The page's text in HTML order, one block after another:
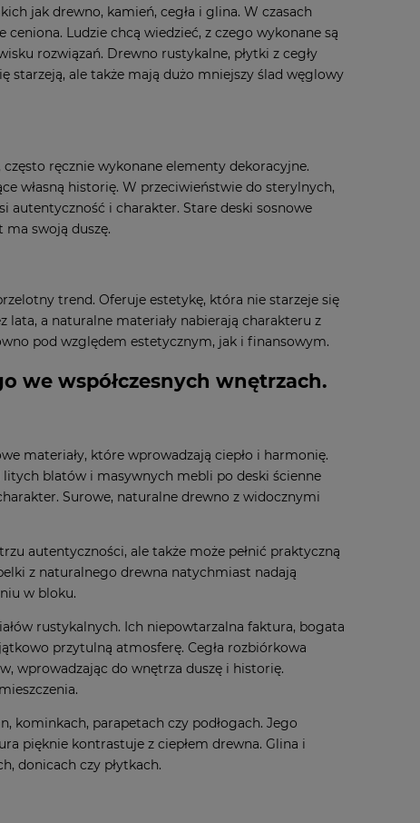
jak drewno, kamień, cegła i glina. W czasach
Ludzie chcą wiedzieć, z czego wykonane są
rozwiązań. Drewno rustykalne, płytki z cegły
starzeją, ale także mają dużo mniejszy ślad węglowy
ręcznie wykonane elementy dekoracyjne.
własną historię. W przeciwieństwie do sterylnych,
i charakter. Stare deski sosnowe
ma swoją duszę.
trend. Oferuje estetykę, która nie starzeje się
a naturalne materiały nabierają charakteru z
pod względem estetycznym, jak i finansowym.
we współczesnych wnętrzach.
materiały, które wprowadzają ciepło i harmonię.
blatów i masywnych mebli po deski ścienne
Surowe, naturalne drewno z widocznymi
autentyczności, ale także może pełnić praktyczną
z naturalnego drewna natychmiast nadają
w bloku.
rustykalnych. Ich niepowtarzalna faktura, bogata
przytulną atmosferę. Cegła rozbiórkowa
wprowadzając do wnętrza duszę i historię.
kominkach, parapetach czy podłogach. Jego
pięknie kontrastuje z ciepłem drewna. Glina i
donicach czy płytkach.